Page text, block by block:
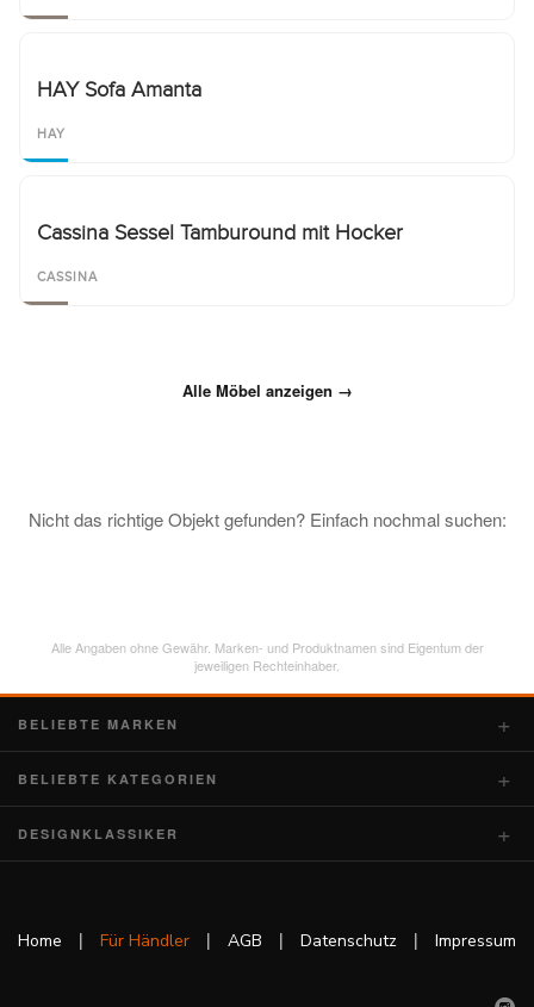
HAY Sofa Amanta
HAY
Cassina Sessel Tamburound mit Hocker
CASSINA
Alle Möbel anzeigen →
Nicht das richtige Objekt gefunden? Einfach nochmal suchen:
Alle Angaben ohne Gewähr. Marken- und Produktnamen sind Eigentum der
jeweiligen Rechteinhaber.
BELIEBTE MARKEN
BELIEBTE KATEGORIEN
DESIGNKLASSIKER
Home | Für Händler | AGB | Datenschutz | Impressum